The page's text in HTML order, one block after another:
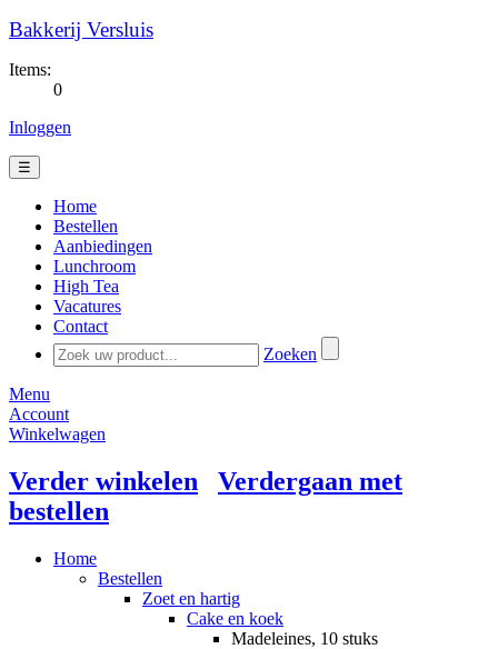
Bakkerij Versluis
Items:
0
Inloggen
☰
Home
Bestellen
Aanbiedingen
Lunchroom
High Tea
Vacatures
Contact
Zoeken
Menu
Account
Winkelwagen
Verder winkelen
Verdergaan met
bestellen
Home
Bestellen
Zoet en hartig
Cake en koek
Madeleines, 10 stuks